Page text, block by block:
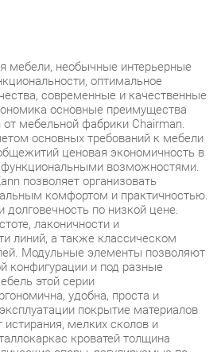
оптимальное
основные преимущества
мебельной фабрики Chairman.
основных требований к мебели
ценовая экономичность в
возможностями.
позволяет организовать
комфортом и практичностью.
по низкой цене.
лаконичности и
линий, а также классическом
Модульные элементы позволяют
и под разные
этой серии
удобна, проста и
покрытие материалов
мелких сколов и
кроватей толщина
опоры, регулируемые по
неровности пола,
и надежность конструкций.
толщиной 8 мм выполнены